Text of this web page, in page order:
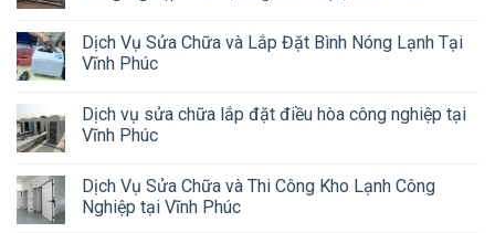
Dịch Vụ Sửa Chữa và Lắp Đặt Bình Nóng Lạnh Tại
Vĩnh Phúc
Dịch vụ sửa chữa lắp đặt điều hòa công nghiệp tại
Vĩnh Phúc
Dịch Vụ Sửa Chữa và Thi Công Kho Lạnh Công
Nghiệp tại Vĩnh Phúc